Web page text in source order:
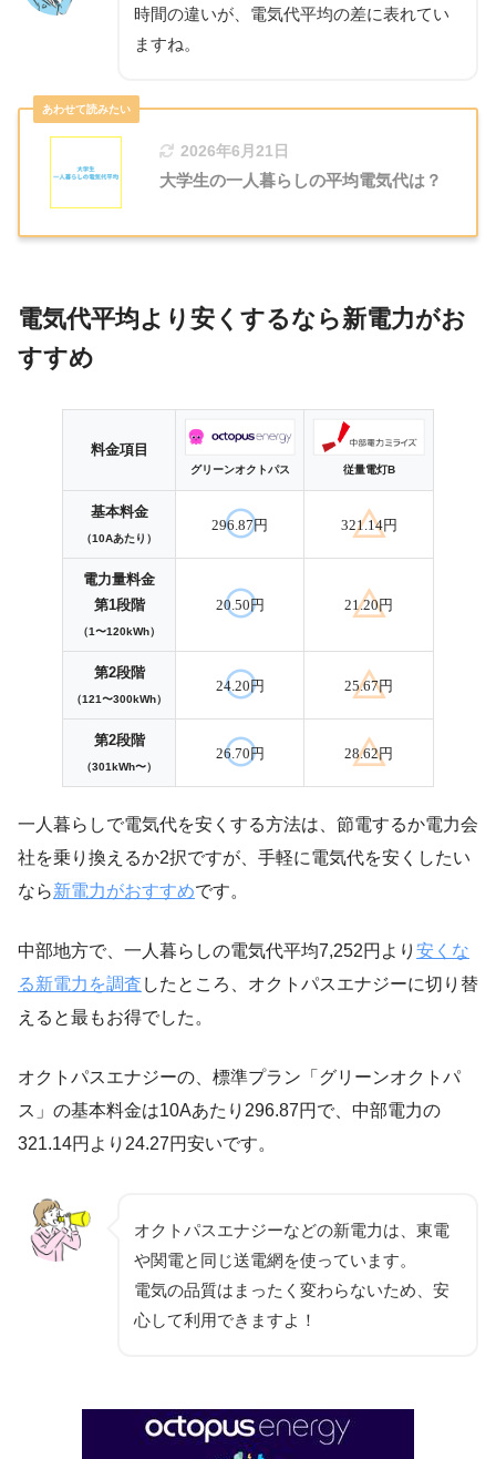
時間の違いが、電気代平均の差に表れてい
ますね。
2026年6月21日
大学生の一人暮らしの平均電気代は？
電気代平均より安くするなら新電力がお
すすめ
料金項目
グリーンオクトパス 従量電灯B
基本料金
（10Aあたり）
296.87円 321.14円
電力量料金
第1段階
（1〜120kWh）
20.50円 21.20円
第2段階
（121〜300kWh）
24.20円 25.67円
第2段階
（301kWh〜）
26.70円 28.62円
一人暮らしで電気代を安くする方法は、節電するか電力会
社を乗り換えるか2択ですが、手軽に電気代を安くしたい
なら新電力がおすすめです。
中部地方で、一人暮らしの電気代平均7,252円より 安くな
る新電力を調査 したところ、オクトパスエナジーに切り替
えると最もお得でした。
オクトパスエナジーの、標準プラン「グリーンオクトパ
ス」の基本料金は10Aあたり296.87円で、中部電力の
321.14円より24.27円安いです。
オクトパスエナジーなどの新電力は、東電
や関電と同じ送電網を使っています。
電気の品質はまったく変わらないため、安
心して利用できますよ！